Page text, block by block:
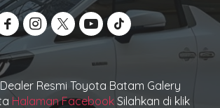
Resmi Toyota Batam Galery
Halaman Facebook Silahkan di klik